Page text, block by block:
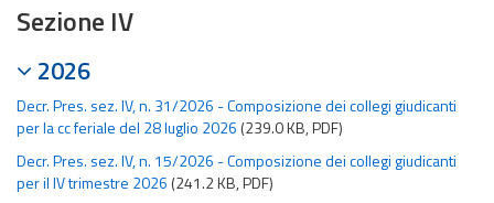
Sezione IV
2026
Decr. Pres. sez. IV, n. 31/2026 - Composizione dei collegi giudicanti
per la cc feriale del 28 luglio 2026 (239.0 KB, PDF)
Decr. Pres. sez. IV, n. 15/2026 - Composizione dei collegi giudicanti
per il IV trimestre 2026 (241.2 KB, PDF)